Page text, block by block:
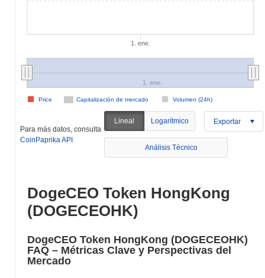
1. ene.
Capitalización de mercado Volumen (24h)
Price
1. ene.
Para más datos, consulta
CoinPaprika API
Lineal Logarítmico Exportar
Análisis Técnico
DogeCEO Token HongKong
(DOGECEOHK)
DogeCEO Token HongKong (DOGECEOHK)
FAQ – Métricas Clave y Perspectivas del
Mercado